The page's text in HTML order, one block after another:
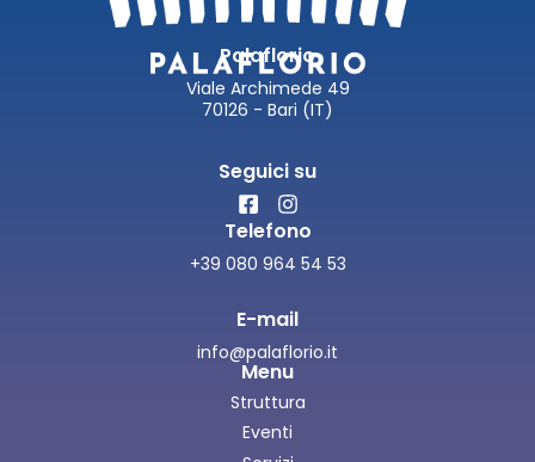
Palaflorio
Viale Archimede 49
70126 - Bari (IT)
Seguici su
Telefono
+39 080 964 54 53
E-mail
info@palaflorio.it
Menu
Struttura
Eventi